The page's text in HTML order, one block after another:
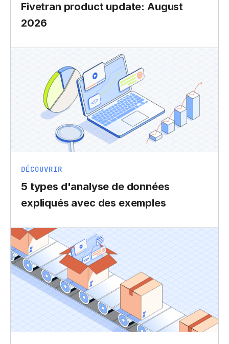
Fivetran product update: August
2026
DÉCOUVRIR
5 types d'analyse de données
expliqués avec des exemples